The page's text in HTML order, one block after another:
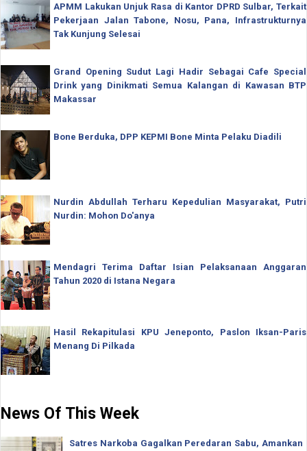
APMM Lakukan Unjuk Rasa di Kantor DPRD Sulbar, Terkait
Pekerjaan Jalan Tabone, Nosu, Pana, Infrastrukturnya
Tak Kunjung Selesai
Grand Opening Sudut Lagi Hadir Sebagai Cafe Special
Drink yang Dinikmati Semua Kalangan di Kawasan BTP
Makassar
Bone Berduka, DPP KEPMI Bone Minta Pelaku Diadili
Nurdin Abdullah Terharu Kepedulian Masyarakat, Putri
Nurdin: Mohon Do'anya
Mendagri Terima Daftar Isian Pelaksanaan Anggaran
Tahun 2020 di Istana Negara
Hasil Rekapitulasi KPU Jeneponto, Paslon Iksan-Paris
Menang Di Pilkada
News Of This Week
Satres Narkoba Gagalkan Peredaran Sabu, Amankan